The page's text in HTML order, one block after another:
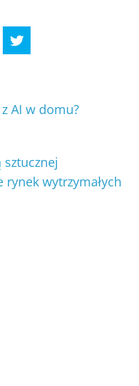
AI w domu?
sztucznej
wytrzymałych